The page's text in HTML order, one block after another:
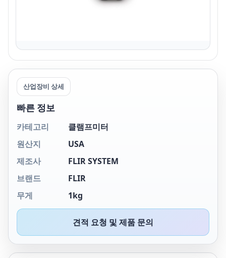
산업장비 상세
빠른 정보
카테고리
클램프미터
원산지
USA
제조사
FLIR SYSTEM
브랜드
FLIR
무게
1kg
견적 요청 및 제품 문의